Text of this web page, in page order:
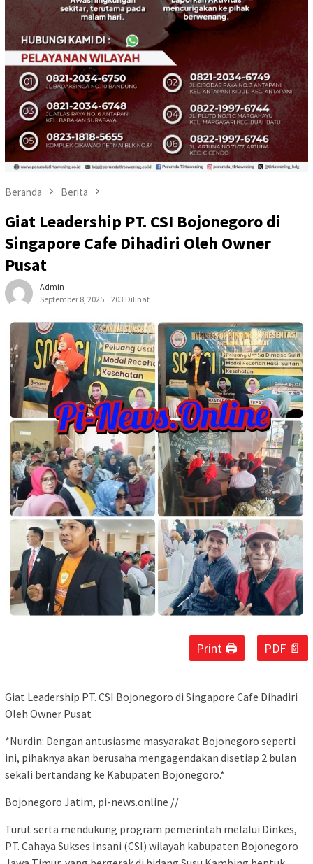
Beranda Berita
Giat Leadership PT. CSI Bojonegoro di
Singapore Cafe Dihadiri Oleh Owner
Pusat
Admin
September 8, 2025
203 Dilihat
Print 🖨 PDF 📄
Giat Leadership PT. CSI Bojonegoro di Singapore Cafe Dihadiri
Oleh Owner Pusat
*Nurdin: Dengan antusiasme masyarakat Bojonegoro seperti
ini, pihaknya akan berusaha mengagendakan disetiap 2 bulan
sekali bertandang ke Kabupaten Bojonegoro.*
Bojonegoro Jatim, pi-news.online //
Turut serta mendukung program pemerintah melalui Dinkes,
PT. Cahaya Sukses Insani (CSI) wilayah kabupaten Bojonegoro